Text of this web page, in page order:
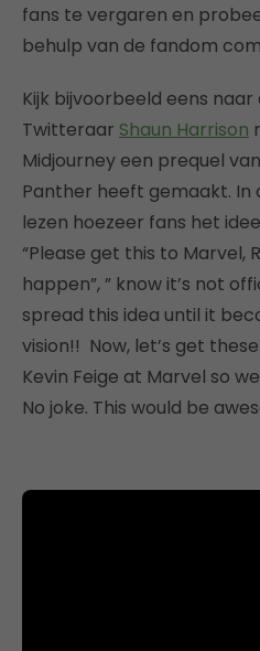
fans te vergaren en
behulp van de fandom
Kijk bijvoorbeeld eens
Twitteraar Shaun Harrison
Midjourney een prequel
Panther heeft gemaakt. In
lezen hoezeer fans het
“Please get this to Marvel,
happen”, ” know it’s not
spread this idea until it
vision!! Now, let’s get
Kevin Feige at Marvel so
No joke. This would be